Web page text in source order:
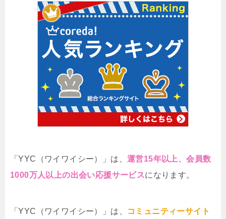
「YYC（ワイワイシー）」は、 運営15年以上、会員数
1000万人以上の出会い応援サービスになります。
「YYC（ワイワイシー）」は、 コミュニティーサイト